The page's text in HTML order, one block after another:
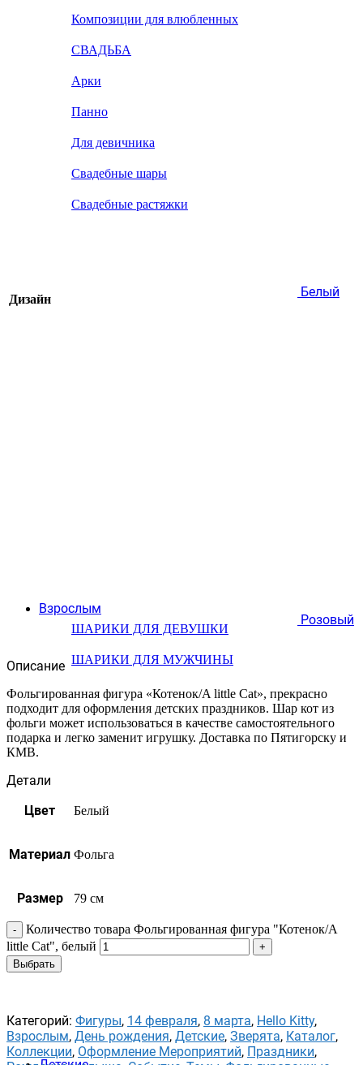
Композиции для влюбленных
СВАДЬБА
Арки
Панно
Для девичника
Свадебные шары
Свадебные растяжки
Взрослым
ШАРИКИ ДЛЯ ДЕВУШКИ
ШАРИКИ ДЛЯ МУЖЧИНЫ
Дизайн Белый
Розовый
Описание
Фольгированная фигура «Котенок/A little Cat», прекрасно
подходит для оформления детских праздников. Шар кот из
фольги может использоваться в качестве самостоятельного
подарка и легко заменит игрушку. Доставка по Пятигорску и
КМВ.
Детали
Цвет
Белый
Материал Фольга
Размер 79 см
Количество товара Фольгированная фигура "Котенок/A
little Cat", белый
Выбрать
Категорий: Фигуры, 14 февраля, 8 марта, Hello Kitty,
Взрослым, День рождения, Детские, Зверята, Каталог,
Коллекции, Оформление Мероприятий, Праздники,